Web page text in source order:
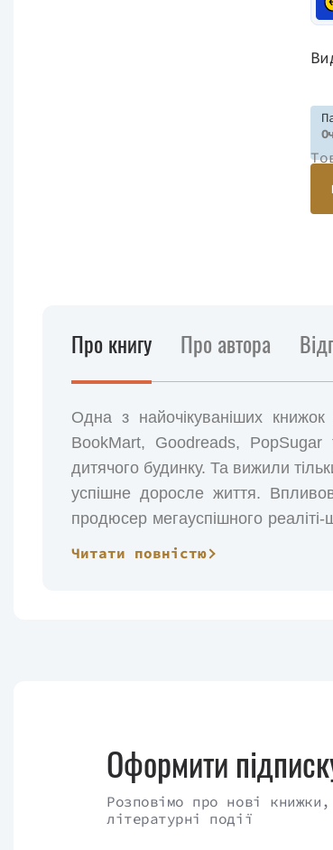
Про книгу Про автора
Одна з найочікуваніших
BookMart, Goodreads, PopSugar
дитячого будинку. Та вижили
успішне доросле життя.
продюсер мегауспішного
замах, друзі розуміють: минуле
Читати повністю
Оформити
Розповімо про нові
літературні події